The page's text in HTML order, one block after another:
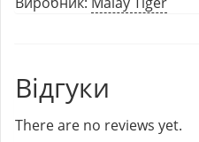
Відгуки
There are no reviews yet.